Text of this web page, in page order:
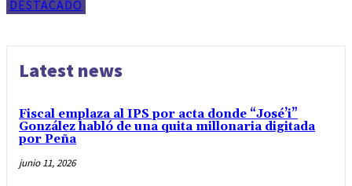
DESTACADO
Latest news
Fiscal emplaza al IPS por acta donde “José’i”
González habló de una quita millonaria digitada
por Peña
junio 11, 2026